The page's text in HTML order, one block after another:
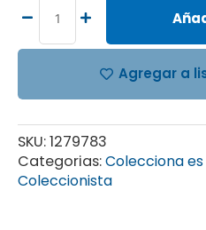
Star
–
Princess
R2-
D2
(Pack
de
Agregar a
SKU:1279783
Categorias:Colecciona
Coleccionista